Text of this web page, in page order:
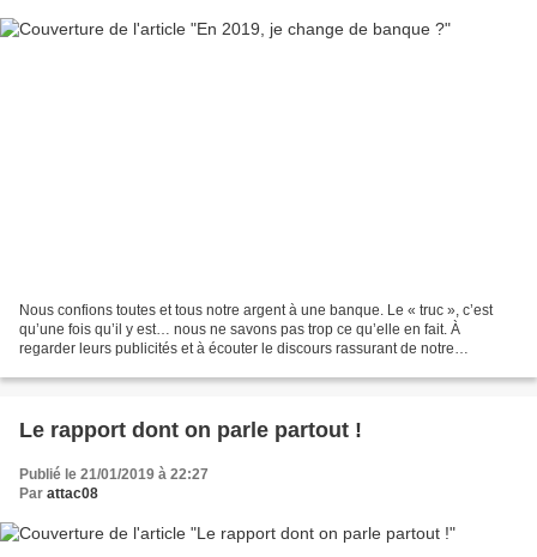
Nous confions toutes et tous notre argent à une banque. Le « truc », c’est
qu’une fois qu’il y est… nous ne savons pas trop ce qu’elle en fait. À
regarder leurs publicités et à écouter le discours rassurant de notre
Le rapport dont on parle partout !
Publié le 21/01/2019 à 22:27
Par attac08